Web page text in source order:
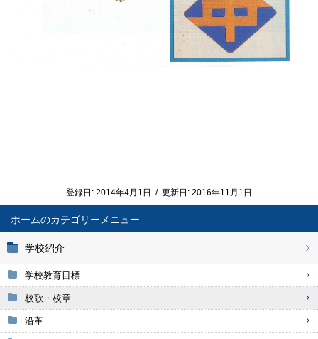
ホーム
学校紹介
学校教育目標
校歌・校章
沿革
登録日: 2014年4月1日 / 更新日: 2016年11月1日